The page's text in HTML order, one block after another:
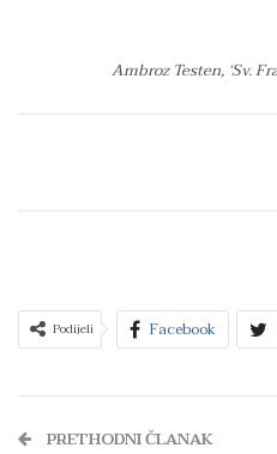
Ambroz Testen, ‘Sv.
Podijeli Facebook
PRETHODNI ČLANAK